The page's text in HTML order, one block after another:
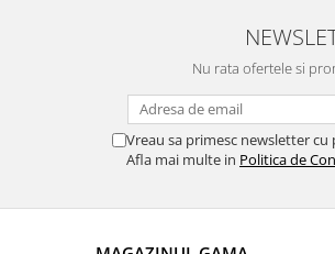
Nu rata ofertele si
Vreau sa primesc newsletter
Afla mai multe in Politica de